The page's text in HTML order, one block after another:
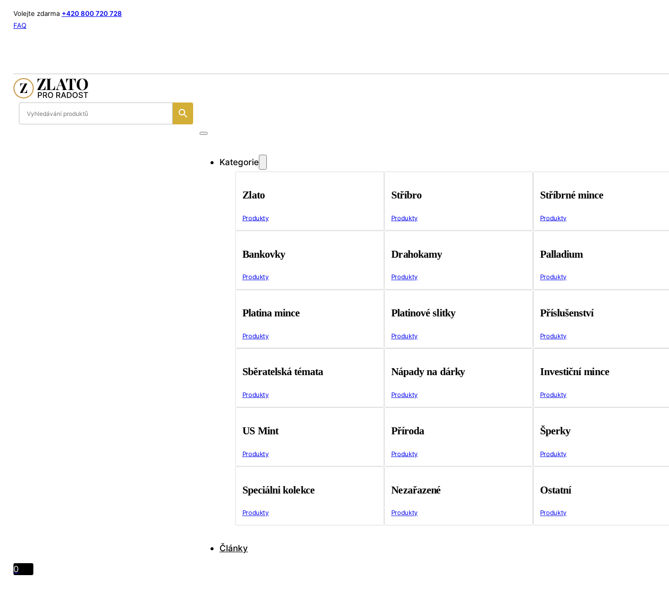
Volejte zdarma +420 800 720 728
FAQ
Kategorie
Zlato
Produkty
Stříbro
Produkty
Stříbrné mince
Produkty
Bankovky
Produkty
Drahokamy
Produkty
Palladium
Produkty
Platina mince
Produkty
Platinové slitky
Produkty
Příslušenství
Produkty
Sběratelská témata
Produkty
Nápady na dárky
Produkty
Investiční mince
Produkty
US Mint
Produkty
Příroda
Produkty
Šperky
Produkty
Speciálni kolekce
Produkty
Nezařazené
Produkty
Ostatní
Produkty
Články
0